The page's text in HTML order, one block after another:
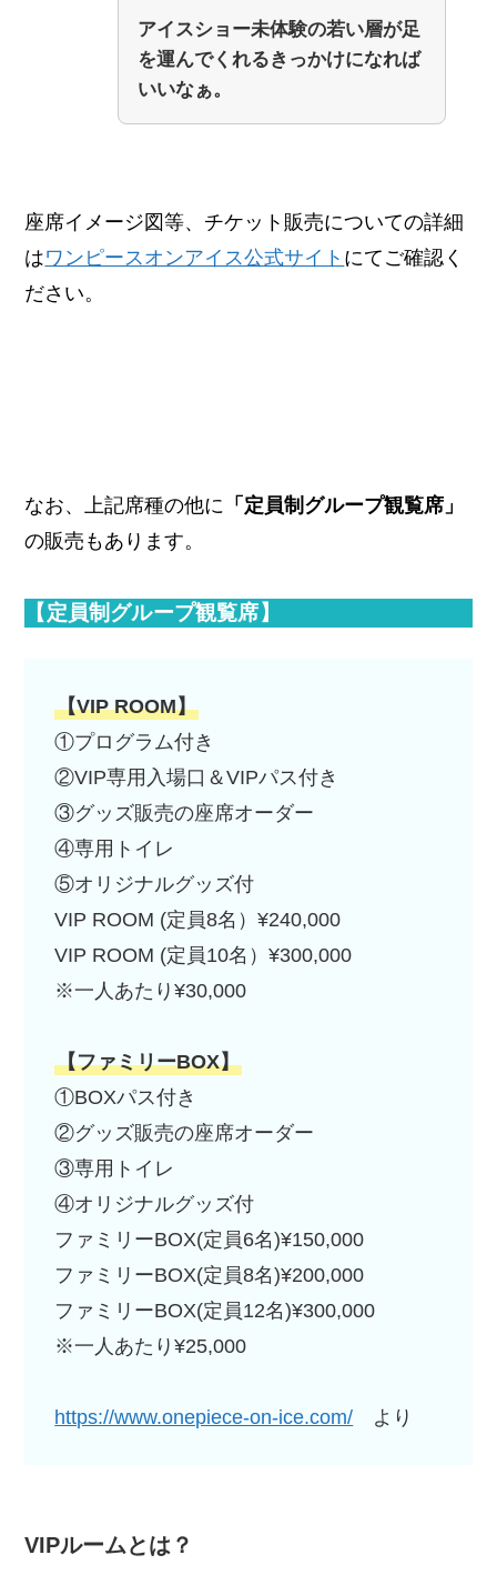
アイスショー未体験の若い層が足
を運んでくれるきっかけになれば
いいなぁ。
座席イメージ図等、チケット販売についての詳細
はワンピースオンアイス公式サイト にてご確認く
ださい。
なお、上記席種の他に 「定員制グループ観覧席」
の販売もあります。
【定員制グループ観覧席】
【VIP ROOM】
①プログラム付き
②VIP専用入場口＆VIPパス付き
③グッズ販売の座席オーダー
④専用トイレ
⑤オリジナルグッズ付
VIP ROOM (定員8名）¥240,000
VIP ROOM (定員10名）¥300,000
※一人あたり¥30,000
【ファミリーBOX】
①BOXパス付き
②グッズ販売の座席オーダー
③専用トイレ
④オリジナルグッズ付
ファミリーBOX(定員6名)¥150,000
ファミリーBOX(定員8名)¥200,000
ファミリーBOX(定員12名)¥300,000
※一人あたり¥25,000
https://www.onepiece-on-ice.com/ より
VIPルームとは？